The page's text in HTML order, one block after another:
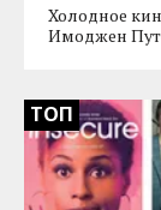
Холодное
Имоджен
ТОП